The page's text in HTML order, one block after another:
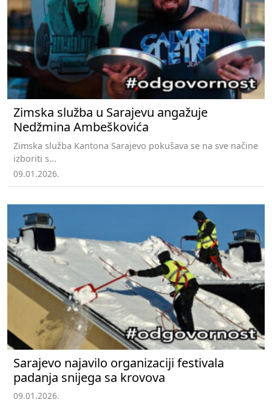
Zimska služba u Sarajevu angažuje
Nedžmina Ambeškovića
Zimska služba Kantona Sarajevo pokušava se na sve načine
izboriti s...
09.01.2026.
Sarajevo najavilo organizaciji festivala
padanja snijega sa krovova
09.01.2026.